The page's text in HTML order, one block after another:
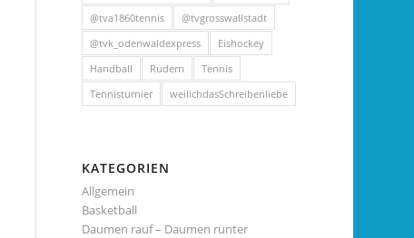
@tva1860tennis
@tvgrosswallstadt
@tvk_odenwaldexpress
Eishockey
Handball
Rudern
Tennis
Tennisturnier
weilichdasSchreibenliebe
KATEGORIEN
Allgemein
Basketball
Daumen rauf – Daumen runter